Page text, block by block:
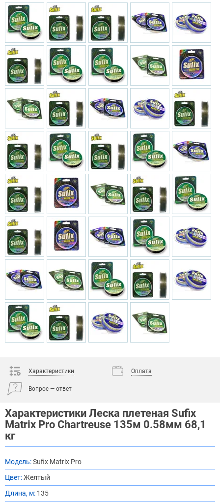
Характеристики Оплата
Вопрос — ответ
Характеристики Леска плетеная Sufix
Matrix Pro Chartreuse 135м 0.58мм 68,1
кг
Модель:Sufix Matrix Pro
Цвет:Желтый
Длина, м: 135